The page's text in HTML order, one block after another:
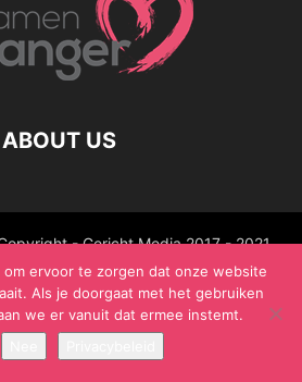
ABOUT US
- Gericht Media 2017 - 2021
om ervoor te zorgen dat onze website
Als je doorgaat met het gebruiken
we er vanuit dat ermee instemt.